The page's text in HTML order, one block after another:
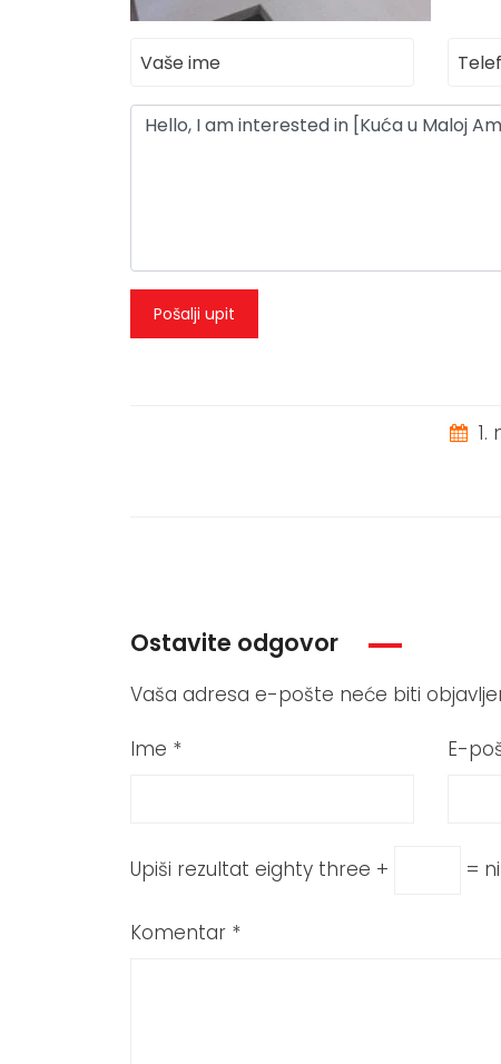
Pošalji upit
1.
Ostavite odgovor
Vaša adresa e-pošte neće biti
Ime * E-
Upiši rezultat eighty three + =
Komentar *